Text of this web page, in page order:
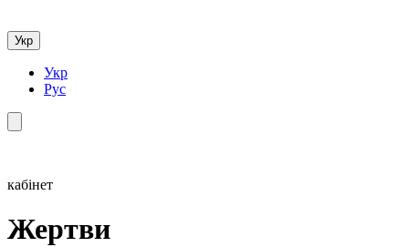
Укр
Укр
Рус
кабінет
Жертви